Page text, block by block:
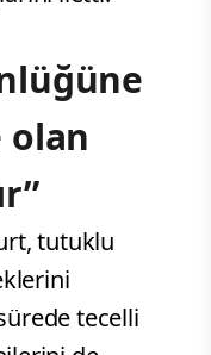
olan
tutuklu
tecelli